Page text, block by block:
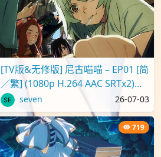
[TV版&无修版] 尼古喵喵 – EP01 [简
／繁] (1080p H.264 AAC SRTx2)
{Yani Neko | ヤニねこ | C..
seven 26-07-03
719